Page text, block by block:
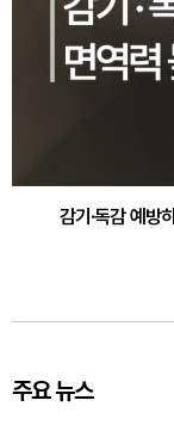
감기·독감 예방
주요 뉴스